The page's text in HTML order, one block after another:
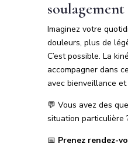
Imaginez votre
douleurs, plus de
C’est possible. La
accompagner dans
avec bienveillance
💬 Vous avez des
situation particulière
📅 Prenez rendez-